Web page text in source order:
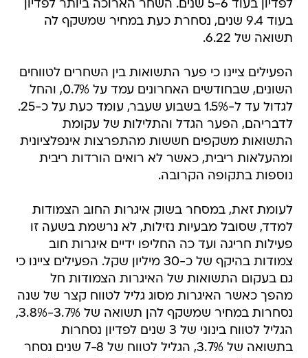
תשואה של 6.22.
הפעילים ציינו כי פער התשואות בין השחרים לטווחים
לגדול עד ל-1.5% בשבוע שעבר, עומד כעת על כ-25.
לדבריהם, הפער הגדל והתלילות של עקומת
התשואות משקפים חששות מהתפרצות אינפלציונית
ומהעלאות ריבית, כאשר לא רואים הורדות ריבית
נוספות בתקופה הקרובה.
לעומת זאת, במסחר בשוק איגרות החוב הצמודות
פעילות חריגה ועד כה החליפו ידיים איגרות חוב
צמודות בהיקף של כ-30 מיליון שקל. הפעילים ציינו כי
גם בעקום התשואות של האיגרות הצמודות חל
מהפך כאשר האיגרות מסוג גליל לטווח קצר של שנה
הגליל לטווח בינוני של 3 שנים לפדיון נסחרות
בתשואה של 3.7%, הגליל לטווח של 7-8 שנים נסחר
שנה נסחרות בתשואה לפדיון של 4.02%.